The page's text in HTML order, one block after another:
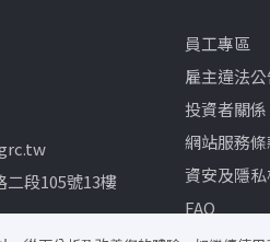
二段105號13樓
員工專區
雇主違法
投資者關係
網站服務
資安及隱
FAQ